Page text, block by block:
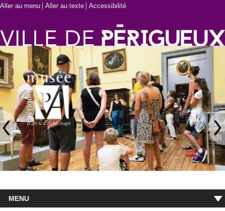
Aller au menu Aller au texte Accessibilité
MENU